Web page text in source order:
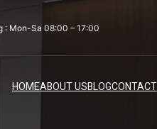
: Mon-Sa 08:00 – 17:00
HOMEABOUT USBLOGCONTACT